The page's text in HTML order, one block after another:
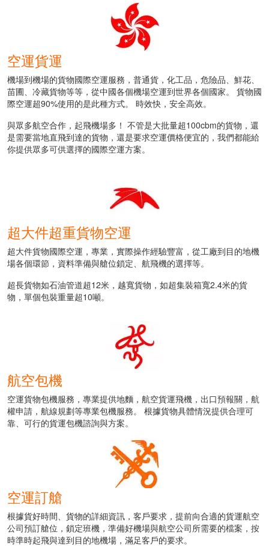
空運貨運
機場到機場的貨物國際空運服務，普通貨，化工品，危險品、鮮花、
苗圃、冷藏貨物等等，從中國各個機場空運到世界各個國家。 貨物國
際空運超90%使用的是此種方式。 時效快，安全高效。
與眾多航空合作，起飛機場多！ 不管是大批量超100cbm的貨物，還
是需要當地直飛到達的貨物，還是要求空運價格便宜的，我們都能給
你提供眾多可供選擇的國際空運方案。
超大件超重貨物空運
超大件貨物國際空運，專業，實際操作經驗豐富，從工廠到目的地機
場各個環節，資料準備與艙位鎖定、航飛機的選擇等。
超長貨物如石油管道超12米，越寬貨物，如超集裝箱寬2.4米的貨
物，單個包裝重量超10噸。
航空包機
空運貨物包機服務，專業提供地麵，航空貨運飛機，出口預報關，航
權申請，航線規劃等專業包機服務。 根據貨物具體情況提供合理可
靠、可行的貨運包機諮詢與方案。
空運訂艙
根據貨好時間、貨物的詳細資訊，客戶要求，提前向合適的貨運航空
公司預訂艙位，鎖定班機，準備好機場與航空公司所需要的檔案，按
時準時起飛與達到目的地機場，滿足客戶的要求。